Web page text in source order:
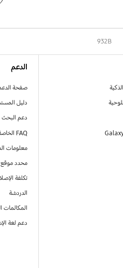
932B
الدعم
صفحة
دليل
دعم البحث
FAQ الخاصة بالتسوّق
معلومات
محدد موقع
تكلفة
الدردشة
المكالمات
دعم لغة